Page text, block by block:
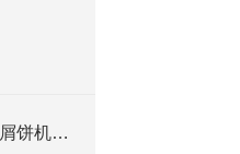
如何选择适合自己的铝屑屑饼机？——从生产需求到品牌推荐的全面指南